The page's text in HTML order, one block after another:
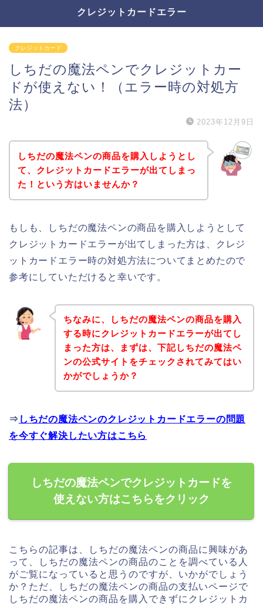
クレジットカードエラー
クレジットカード
しちだの魔法ペンでクレジットカー
ドが使えない！（エラー時の対処方
法）
2023年12月9日
しちだの魔法ペンの商品を購入しようとし
て、クレジットカードエラーが出てしまっ
た！という方はいませんか？
もしも、しちだの魔法ペンの商品を購入しようとして
クレジットカードエラーが出てしまった方は、クレジ
ットカードエラー時の対処方法についてまとめたので
参考にしていただけると幸いです。
ちなみに、しちだの魔法ペンの商品を購入
する時にクレジットカードエラーが出てし
まった方は、まずは、下記しちだの魔法ペ
ンの公式サイトをチェックされてみてはい
かがでしょうか？
⇒ しちだの魔法ペンのクレジットカードエラーの問題
を今すぐ解決したい方はこちら
しちだの魔法ペンでクレジットカードを
使えない方はこちらをクリック
こちらの記事は、しちだの魔法ペンの商品に興味があ
って、しちだの魔法ペンの商品のことを調べている人
がご覧になっていると思うのですが、いかがでしょう
か？ただ、しちだの魔法ペンの商品の支払いページで
しちだの魔法ペンの商品を購入できずにクレジットカ